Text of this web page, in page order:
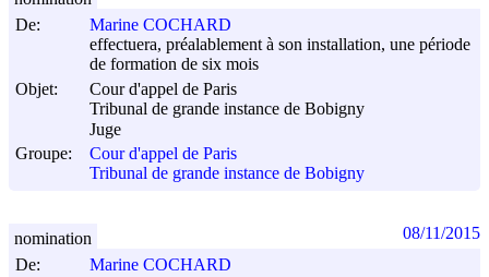
De:
Marine COCHARD
effectuera, préalablement à son installation, une période
de formation de six mois
Objet:
Cour d'appel de Paris
Tribunal de grande instance de Bobigny
Juge
Groupe:
Cour d'appel de Paris
Tribunal de grande instance de Bobigny
De:
Marine COCHARD
nomination 08/11/2015